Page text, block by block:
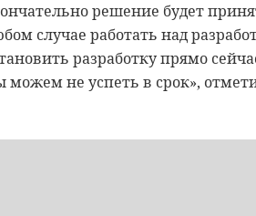
решение будет
случае работать над
разработкупрямо
можемне успеть в срок»,